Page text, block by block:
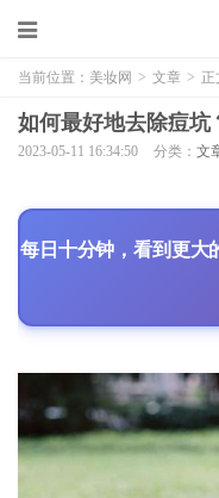
当前位置： 美妆网 > 文章 > 正
如何最好地去除痘坑
2023-05-11 16:34:50 分类： 文
每日十分钟，看到更大